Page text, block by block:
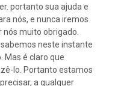
portanto sua ajuda e
nós, e nunca iremos
muito obrigado.
neste instante
Mas é claro que
lo. Portanto estamos
a qualquer